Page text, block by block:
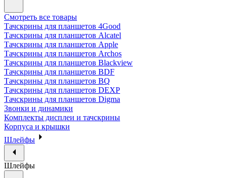
Смотреть все товары
Тачскрины для планшетов 4Good
Тачскрины для планшетов Alcatel
Тачскрины для планшетов Apple
Тачскрины для планшетов Archos
Тачскрины для планшетов Blackview
Тачскрины для планшетов BDF
Тачскрины для планшетов BQ
Тачскрины для планшетов DEXP
Тачскрины для планшетов Digma
Звонки и динамики
Комплекты дисплеи и тачскрины
Корпуса и крышки
Шлейфы
Шлейфы